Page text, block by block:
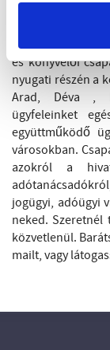
Földrajzi
Idővel az
és könyvelői
nyugati részén a
Arad, Déva ,
ügyfeleinket
együttműködő
városokban.
azokról a
jogügyi, adóügyi
neked.
közvetlenül.
mailt, vagy